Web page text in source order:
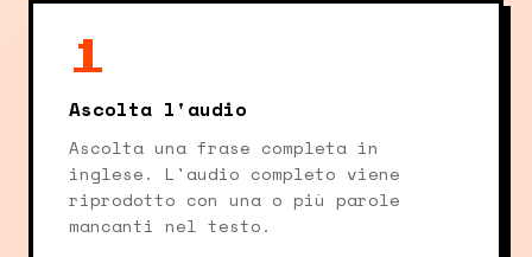
1
Ascolta l'audio
Ascolta una frase completa in
inglese. L'audio completo viene
riprodotto con una o più parole
mancanti nel testo.